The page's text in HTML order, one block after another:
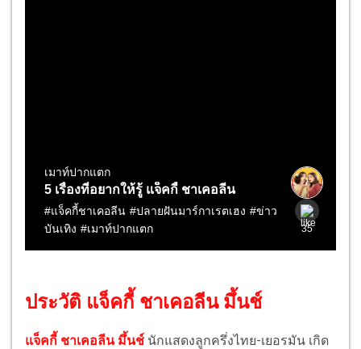
ประวัติ แจ็คกี้ ชาเคอลีน มึ้นช์
แจ็คกี้ ชาเคอลีน มึ้นช์ นักแสดงลูกครึ่งไทย-เยอรมัน เกิด